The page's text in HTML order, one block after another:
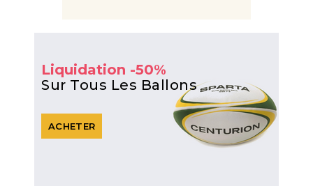
Liquidation -50%
Sur Tous Les Ballons
ACHETER